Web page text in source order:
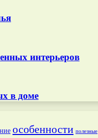
интерьеров
в доме
особенности полезные